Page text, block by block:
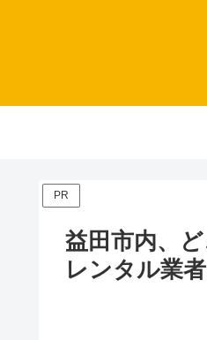
PR
益田市内、
レンタル業